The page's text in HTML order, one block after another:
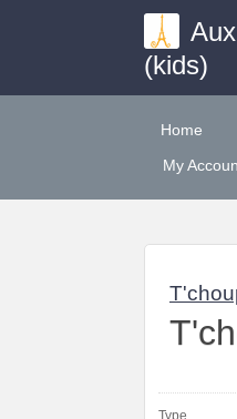
(kids)
Home
My
Type